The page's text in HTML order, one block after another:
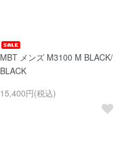
MBT メンズ M3100 M BLACK/
BLACK
15,400円(税込)